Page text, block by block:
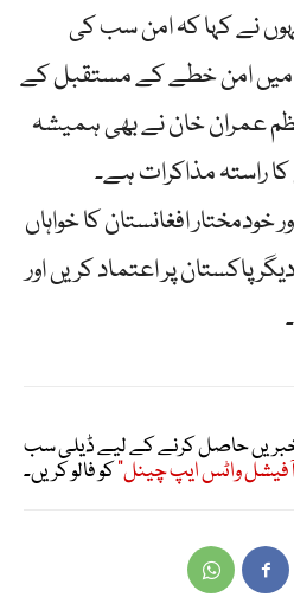
نے کہا کہ امن سب کی
میں امن خطے کے مستقبل کے
عمران خان نے بھی ہمیشہ
راستہ مذاکرات ہے۔
خودمختار افغانستان کا خواہاں
پاکستان پر اعتماد کریں اور
حاصل کرنے کے لیے ڈیلی سب
واٹس ایپ چینل"کو فالو کریں۔